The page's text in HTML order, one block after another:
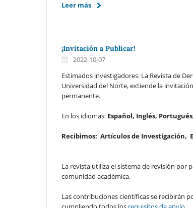
Leer más
¡Invitación a Publicar!
2022-10-07
Estimados investigadores: La Revista de
Universidad del Norte, extiende la
permanente.
En los idiomas: Español, Inglés,
Recibimos: Artículos de Investigación,
La revista utiliza el sistema de revisión por
comunidad académica.
Las contribuciones científicas se recibirán